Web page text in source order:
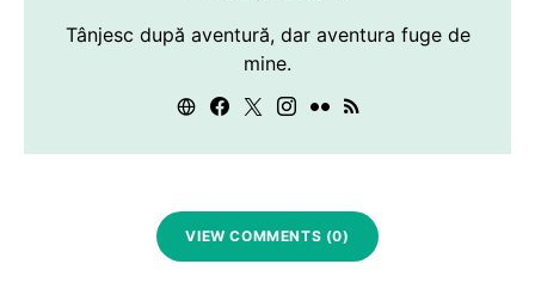
Tânjesc după aventură, dar aventura fuge de
mine.
VIEW COMMENTS (0)